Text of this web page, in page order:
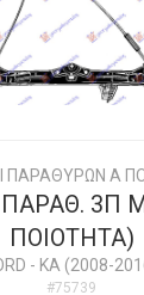
ΠΑΡΑΘΥΡΩΝ Α
ΠΑΡΑΘ. 3Π
ΠΟΙΟΤΗΤΑ)
- KA (2008-
#75739